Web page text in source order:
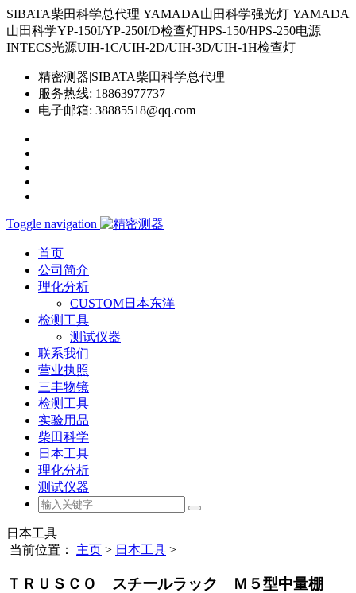
SIBATA柴田科学总代理 YAMADA山田科学强光灯 YAMADA
山田科学YP-150I/YP-250I/D检查灯HPS-150/HPS-250电源
INTECS光源UIH-1C/UIH-2D/UIH-3D/UIH-1H检查灯
精密测器|SIBATA柴田科学总代理
服务热线: 18863977737
电子邮箱: 38885518@qq.com
Toggle navigation
首页
公司简介
理化分析
CUSTOM日本东洋
检测工具
测试仪器
联系我们
营业执照
三丰物镜
检测工具
实验用品
柴田科学
日本工具
理化分析
测试仪器
日本工具
当前位置： 主页 > 日本工具 >
ＴＲＵＳＣＯ スチールラック Ｍ５型中量棚